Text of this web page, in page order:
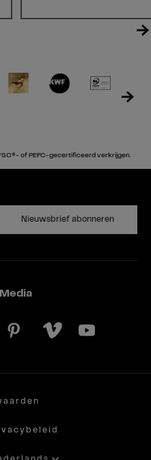
of PEFC-gecertificeerd verkrijgen.
Nieuwsbrief abonneren